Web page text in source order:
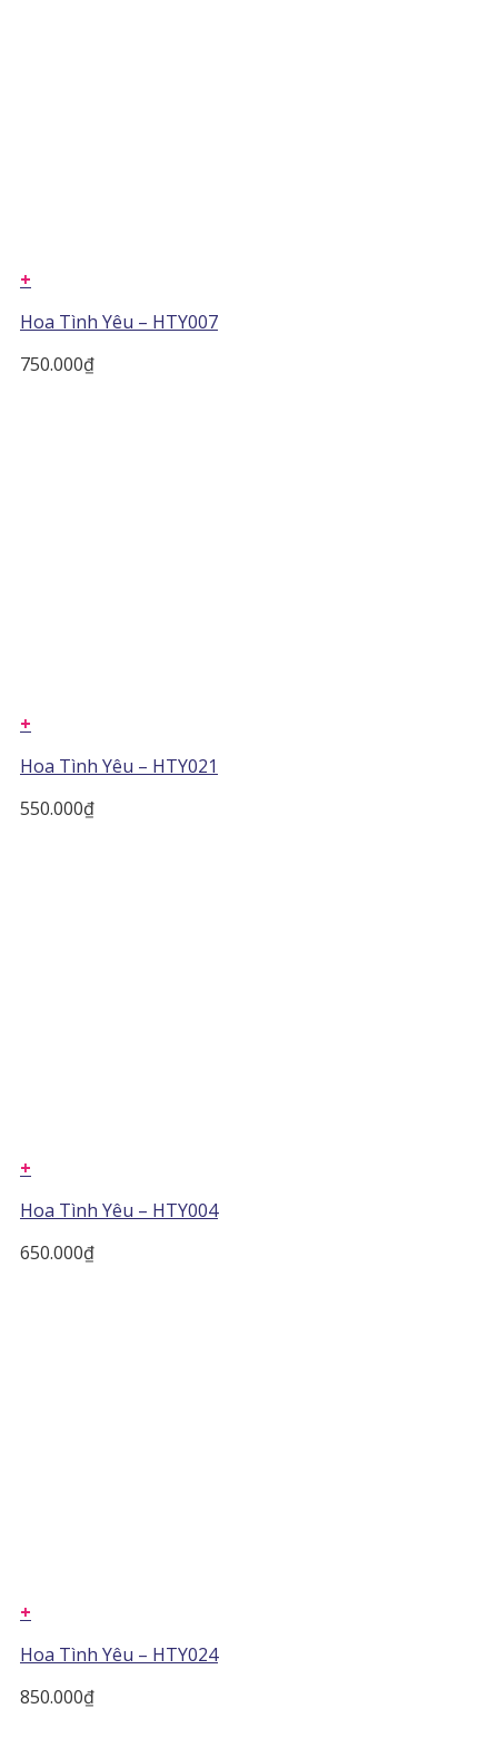
+
Hoa Tình Yêu – HTY007
750.000₫
+
Hoa Tình Yêu – HTY021
550.000₫
+
Hoa Tình Yêu – HTY004
650.000₫
+
Hoa Tình Yêu – HTY024
850.000₫